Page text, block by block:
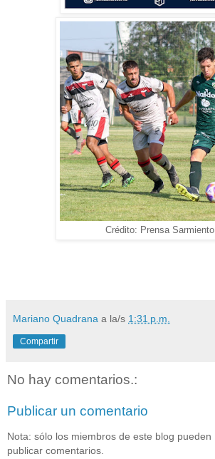
Crédito: Prensa Sarmiento
Mariano Quadrana a la/s 1:31 p.m.
Compartir
No hay comentarios.:
Publicar un comentario
Nota: sólo los miembros de este blog pueden
publicar comentarios.